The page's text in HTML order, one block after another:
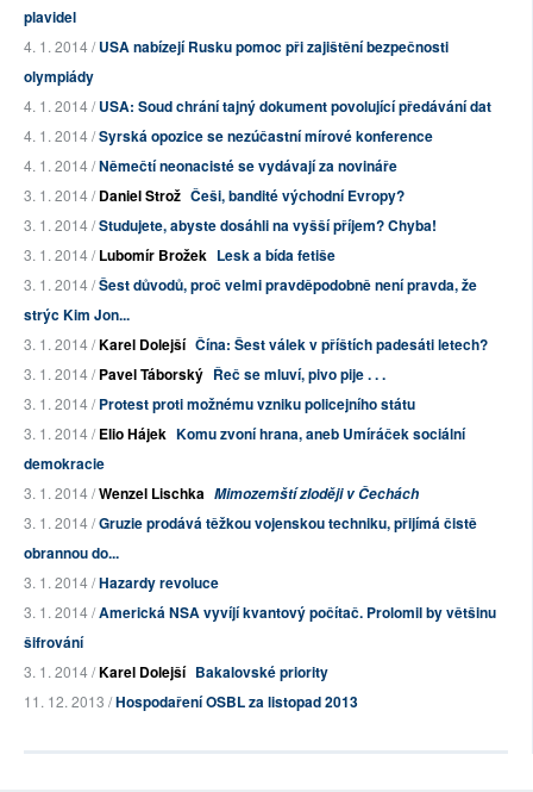
plavidel
4. 1. 2014 /USA nabízejí Rusku pomoc při zajištění bezpečnosti
olympiády
4. 1. 2014 /USA: Soud chrání tajný dokument povolující předávání dat
4. 1. 2014 /Syrská opozice se nezúčastní mírové konference
4. 1. 2014 /Němečtí neonacisté se vydávají za novináře
3. 1. 2014 /Daniel Strož Češi, bandité východní Evropy?
3. 1. 2014 /Studujete, abyste dosáhli na vyšší příjem? Chyba!
3. 1. 2014 /Lubomír Brožek Lesk a bída fetiše
3. 1. 2014 /Šest důvodů, proč velmi pravděpodobně není pravda, že
strýc Kim Jon...
3. 1. 2014 /Karel Dolejší Čína: Šest válek v příštích padesáti letech?
3. 1. 2014 /Pavel Táborský Řeč se mluví, pivo pije . . .
3. 1. 2014 /Protest proti možnému vzniku policejního státu
3. 1. 2014 /Elio Hájek Komu zvoní hrana, aneb Umíráček sociální
demokracie
3. 1. 2014 /Wenzel Lischka Mimozemští zloději v Čechách
3. 1. 2014 /Gruzie prodává těžkou vojenskou techniku, přijímá čistě
obrannou do...
3. 1. 2014 /Hazardy revoluce
3. 1. 2014 /Americká NSA vyvíjí kvantový počítač. Prolomil by většinu
šifrování
3. 1. 2014 /Karel Dolejší Bakalovské priority
11. 12. 2013 /Hospodaření OSBL za listopad 2013